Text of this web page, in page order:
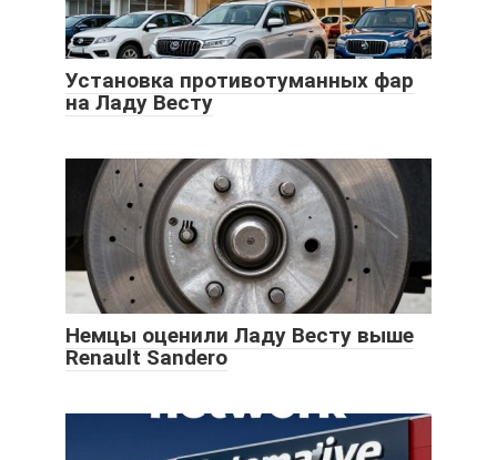
Установка противотуманных фар
на Ладу Весту
Немцы оценили Ладу Весту выше
Renault Sandero